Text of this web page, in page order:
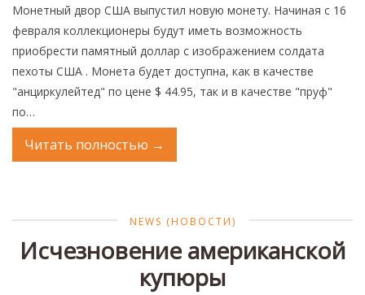
Монетный двор США выпустил новую монету. Начиная с 16
февраля коллекционеры будут иметь возможность
приобрести памятный доллар с изображением солдата
пехоты США . Монета будет доступна, как в качестве
"анциркулейтед" по цене $ 44.95, так и в качестве "пруф"
по…
Читать полностью →
NEWS (НОВОСТИ)
Исчезновение американской
купюры